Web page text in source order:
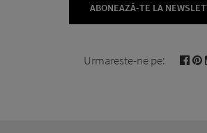
ABONEAZĂ-TE LA
Urmareste-ne pe: